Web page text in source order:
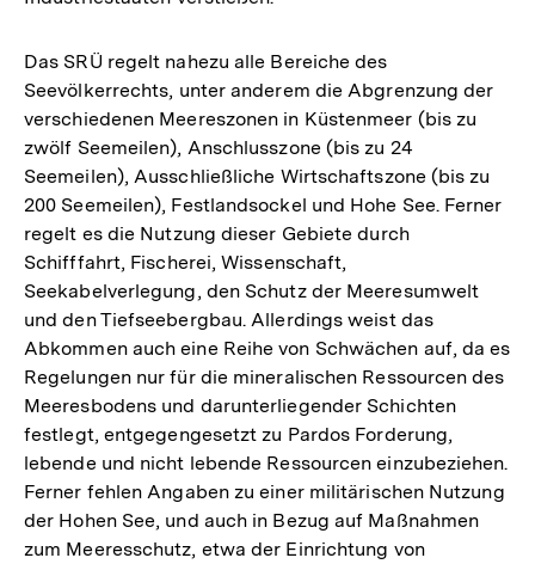
Das SRÜ regelt nahezu alle Bereiche des
Seevölkerrechts, unter anderem die Abgrenzung der
verschiedenen Meereszonen in Küstenmeer (bis zu
zwölf Seemeilen), Anschlusszone (bis zu 24
Seemeilen), Ausschließliche Wirtschaftszone (bis zu
200 Seemeilen), Festlandsockel und Hohe See. Ferner
regelt es die Nutzung dieser Gebiete durch
Schifffahrt, Fischerei, Wissenschaft,
Seekabelverlegung, den Schutz der Meeresumwelt
und den Tiefseebergbau. Allerdings weist das
Abkommen auch eine Reihe von Schwächen auf, da es
Regelungen nur für die mineralischen Ressourcen des
Meeresbodens und darunterliegender Schichten
festlegt, entgegengesetzt zu Pardos Forderung,
lebende und nicht lebende Ressourcen einzubeziehen.
Ferner fehlen Angaben zu einer militärischen Nutzung
der Hohen See, und auch in Bezug auf Maßnahmen
zum Meeresschutz, etwa der Einrichtung von